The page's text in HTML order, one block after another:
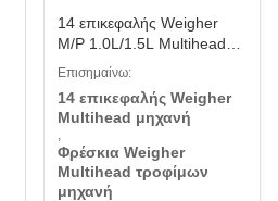
14 επικεφαλής Weigher
M/P 1.0L/1.5L Multihead
μηχανή για τα ελαιούχα
κολλώδη φρέσκα τρόφιμα
Επισημαίνω:
14 επικεφαλής Weigher
Multihead μηχανή
,
Φρέσκια Weigher
Multihead τροφίμων
μηχανή